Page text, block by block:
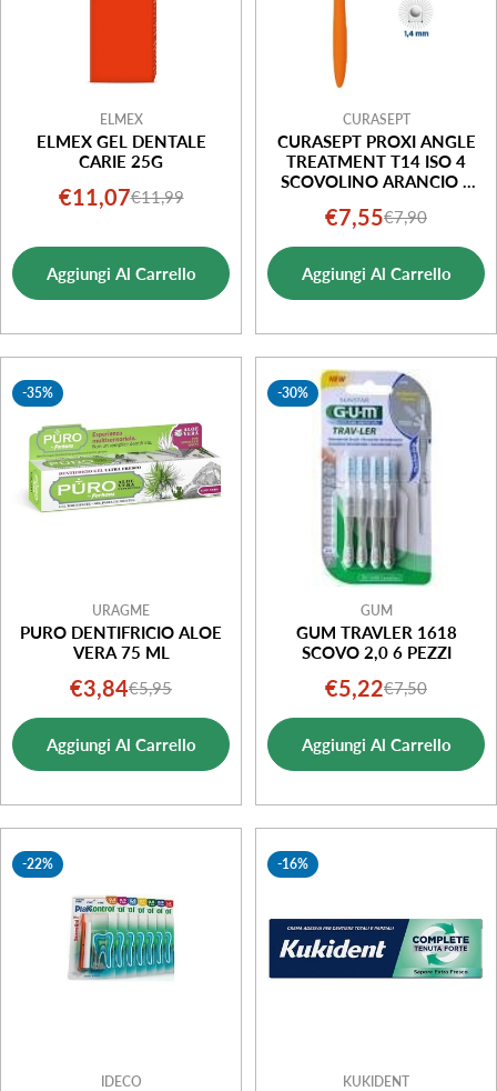
ELMEX
ELMEX GEL DENTALE
CARIE 25G
Prezzo
vendita
€11,07Prezzo
€11,99
Aggiungi Al Carrello
CURASEPT
CURASEPT PROXI ANGLE
TREATMENT T14 ISO 4
SCOVOLINO ARANCIO 5
Prezzo
di
vendita
€7,55Prezzo
normale
€7,90
Aggiungi Al Carrello
-35%
URAGME
PURO DENTIFRICIO ALOE
VERA 75 ML
Prezzo
di
vendita
€3,84Prezzo
normale
€5,95
Aggiungi Al Carrello
-30%
GUM
GUM TRAVLER 1618
SCOVO 2,0 6 PEZZI
Prezzo
di
vendita
€5,22Prezzo
normale
€7,50
Aggiungi Al Carrello
-22%
IDECO
-16%
KUKIDENT